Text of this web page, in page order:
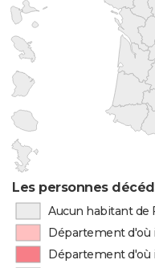
Les personnes
Aucun habitant de
Département d'où
Département d'où